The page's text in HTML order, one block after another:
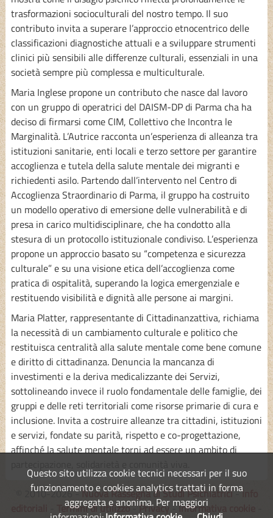
trasformazioni socioculturali del nostro tempo. Il suo
contributo invita a superare l’approccio etnocentrico delle
classificazioni diagnostiche attuali e a sviluppare strumenti
clinici più sensibili alle differenze culturali, essenziali in una
società sempre più complessa e multiculturale.
Maria Inglese propone un contributo che nasce dal lavoro
con un gruppo di operatrici del DAISM-DP di Parma cha ha
deciso di firmarsi come CIM, Collettivo che Incontra le
Marginalità. L’Autrice racconta un’esperienza di alleanza tra
istituzioni sanitarie, enti locali e terzo settore per garantire
accoglienza e tutela della salute mentale dei migranti e
richiedenti asilo. Partendo dall’intervento nel Centro di
Accoglienza Straordinario di Parma, il gruppo ha costruito
un modello operativo di emersione delle vulnerabilità e di
presa in carico multidisciplinare, che ha condotto alla
stesura di un protocollo istituzionale condiviso. L’esperienza
propone un approccio basato su “competenza e sicurezza
culturale” e su una visione etica dell’accoglienza come
pratica di ospitalità, superando la logica emergenziale e
restituendo visibilità e dignità alle persone ai margini.
Maria Platter, rappresentante di Cittadinanzattiva, richiama
la necessità di un cambiamento culturale e politico che
restituisca centralità alla salute mentale come bene comune
e diritto di cittadinanza. Denuncia la mancanza di
investimenti e la deriva medicalizzante dei Servizi,
sottolineando invece il ruolo fondamentale delle famiglie, dei
gruppi e delle reti territoriali come risorse primarie di cura e
inclusione. Invita a costruire alleanze tra cittadini, istituzioni
e servizi, fondate su parità, rispetto e co-progettazione,
affinché la salute mentale torni ad essere un ambito di
© 2010-2026 -Nuova Rassegna di Studi Psichiatrici-Info
Termini di utilizzo-Privacy -Informativa cookie
Questo sito utilizza cookie tecnici necessari per il suo
funzionamento e cookies analytics trattati in forma
aggregata e anonima. Per maggiori